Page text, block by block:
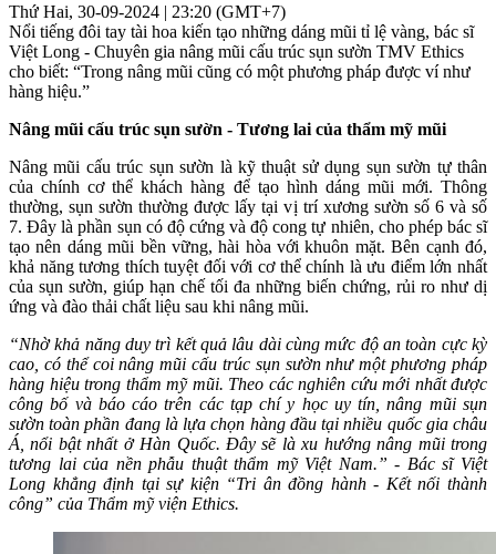
Thứ Hai, 30-09-2024 | 23:20 (GMT+7)
Nổi tiếng đôi tay tài hoa kiến tạo những dáng mũi tỉ lệ vàng, bác sĩ
Việt Long - Chuyên gia nâng mũi cấu trúc sụn sườn TMV Ethics
cho biết: “Trong nâng mũi cũng có một phương pháp được ví như
hàng hiệu.”
Nâng mũi cấu trúc sụn sườn - Tương lai của thẩm mỹ mũi
Nâng mũi cấu trúc sụn sườn là kỹ thuật sử dụng sụn sườn tự thân
của chính cơ thể khách hàng để tạo hình dáng mũi mới. Thông
thường, sụn sườn thường được lấy tại vị trí xương sườn số 6 và số
7. Đây là phần sụn có độ cứng và độ cong tự nhiên, cho phép bác sĩ
tạo nên dáng mũi bền vững, hài hòa với khuôn mặt. Bên cạnh đó,
khả năng tương thích tuyệt đối với cơ thể chính là ưu điểm lớn nhất
của sụn sườn, giúp hạn chế tối đa những biến chứng, rủi ro như dị
ứng và đào thải chất liệu sau khi nâng mũi.
“Nhờ khả năng duy trì kết quả lâu dài cùng mức độ an toàn cực kỳ
cao, có thể coi nâng mũi cấu trúc sụn sườn như một phương pháp
hàng hiệu trong thẩm mỹ mũi. Theo các nghiên cứu mới nhất được
công bố và báo cáo trên các tạp chí y học uy tín, nâng mũi sụn
sườn toàn phần đang là lựa chọn hàng đầu tại nhiều quốc gia châu
Á, nổi bật nhất ở Hàn Quốc. Đây sẽ là xu hướng nâng mũi trong
tương lai của nền phẫu thuật thẩm mỹ Việt Nam.” - Bác sĩ Việt
Long khẳng định tại sự kiện “Tri ân đồng hành - Kết nối thành
công” của Thẩm mỹ viện Ethics.